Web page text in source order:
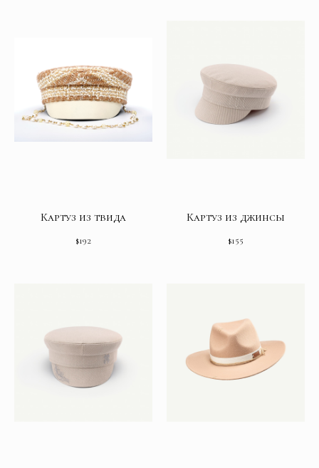
Картуз из твида
$192
Картуз из джинсы
$155